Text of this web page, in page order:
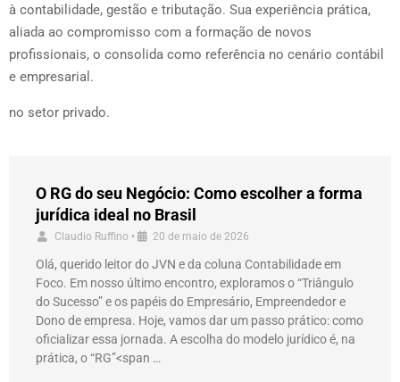
à contabilidade, gestão e tributação. Sua experiência prática,
aliada ao compromisso com a formação de novos
profissionais, o consolida como referência no cenário contábil
e empresarial.
no setor privado.
O RG do seu Negócio: Como escolher a forma
jurídica ideal no Brasil
Claudio Ruffino • 20 de maio de 2026
Olá, querido leitor do JVN e da coluna Contabilidade em
Foco. Em nosso último encontro, exploramos o “Triângulo
do Sucesso” e os papéis do Empresário, Empreendedor e
Dono de empresa. Hoje, vamos dar um passo prático: como
oficializar essa jornada. A escolha do modelo jurídico é, na
prática, o “RG”<span …